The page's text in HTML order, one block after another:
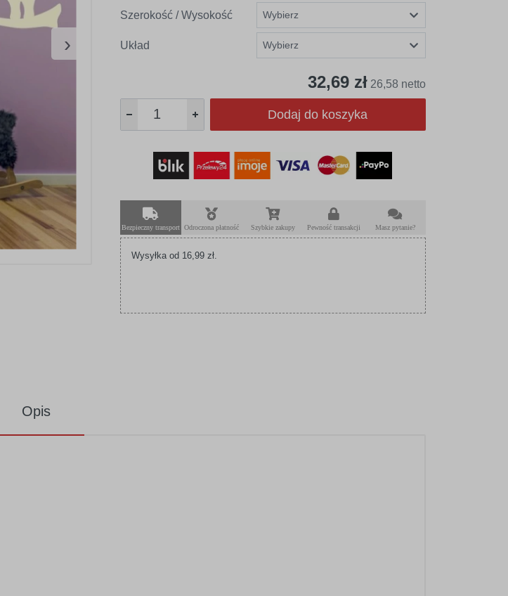
›
Szerokość / Wysokość
Układ
32,69 zł 26,58 netto
Dodaj do koszyka
Bezpieczny transport Odroczona płatność Szybkie zakupy Pewność transakcji Masz pytanie?
Wysyłka od 16,99 zł.
Opis